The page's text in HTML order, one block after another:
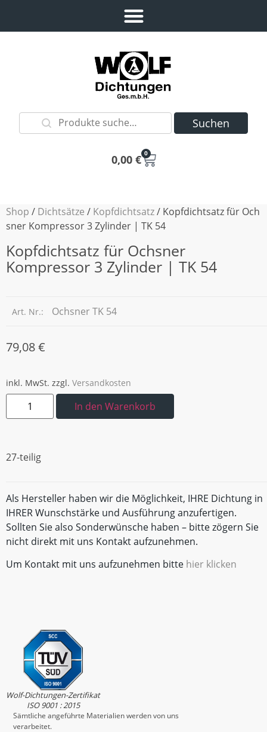
Suchen
0,00 € 0
Shop / Dichtsätze / Kopfdichtsatz/ Kopfdichtsatz für Och
sner Kompressor 3 Zylinder | TK 54
Kopfdichtsatz für Ochsner
Kompressor 3 Zylinder | TK 54
Art. Nr.: Ochsner TK 54
79,08€
inkl. MwSt. zzgl. Versandkosten
In den Warenkorb
27-teilig
Als Hersteller haben wir die Möglichkeit, IHRE Dichtung in
IHRER Wunschstärke und Ausführung anzufertigen.
Sollten Sie also Sonderwünsche haben – bitte zögern Sie
nicht direkt mit uns Kontakt aufzunehmen.
Um Kontakt mit uns aufzunehmen bitte hier klicken
Wolf-Dichtungen-Zertifikat
ISO 9001 : 2015
Sämtliche angeführte Materialien werden von uns
verarbeitet.